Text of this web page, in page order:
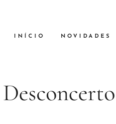
INÍCIO NOVIDADES